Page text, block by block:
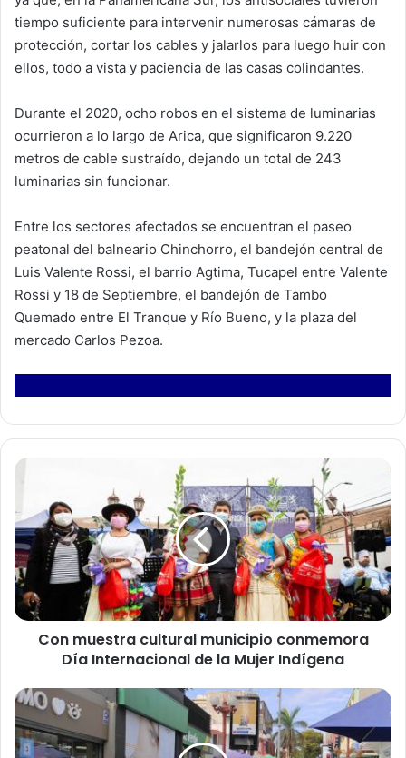
tiempo suficiente para intervenir numerosas cámaras de
protección, cortar los cables y jalarlos para luego huir con
ellos, todo a vista y paciencia de las casas colindantes.
Durante el 2020, ocho robos en el sistema de luminarias
ocurrieron a lo largo de Arica, que significaron 9.220
metros de cable sustraído, dejando un total de 243
luminarias sin funcionar.
Entre los sectores afectados se encuentran el paseo
peatonal del balneario Chinchorro, el bandejón central de
Luis Valente Rossi, el barrio Agtima, Tucapel entre Valente
Rossi y 18 de Septiembre, el bandejón de Tambo
Quemado entre El Tranque y Río Bueno, y la plaza del
mercado Carlos Pezoa.
C
m
u
e
s
r
l
t
u
r
Con muestra cultural municipio conmemora
Día Internacional de la Mujer Indígena
P
l
a
n